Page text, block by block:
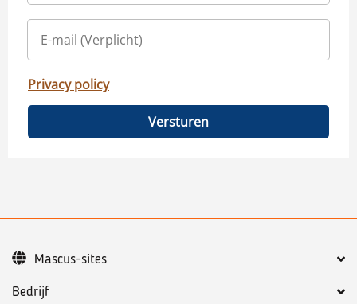
Privacy policy
Versturen
Bedrijf
Mascus-sites